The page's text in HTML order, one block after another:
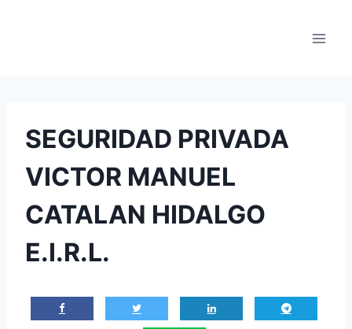
SEGURIDAD PRIVADA
VICTOR MANUEL
CATALAN HIDALGO
E.I.R.L.